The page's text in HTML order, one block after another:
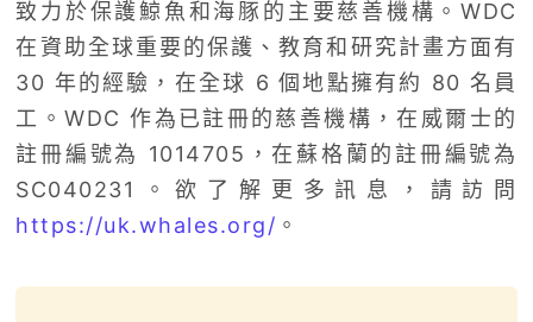
致力於保護鯨魚和海豚的主要慈善機構。WDC
在資助全球重要的保護、教育和研究計畫方面有
30 年的經驗，在全球 6 個地點擁有約 80 名員
工。WDC 作為已註冊的慈善機構，在威爾士的
註冊編號為 1014705，在蘇格蘭的註冊編號為
SC040231。欲了解更多訊息，請訪問
https://uk.whales.org/ 。